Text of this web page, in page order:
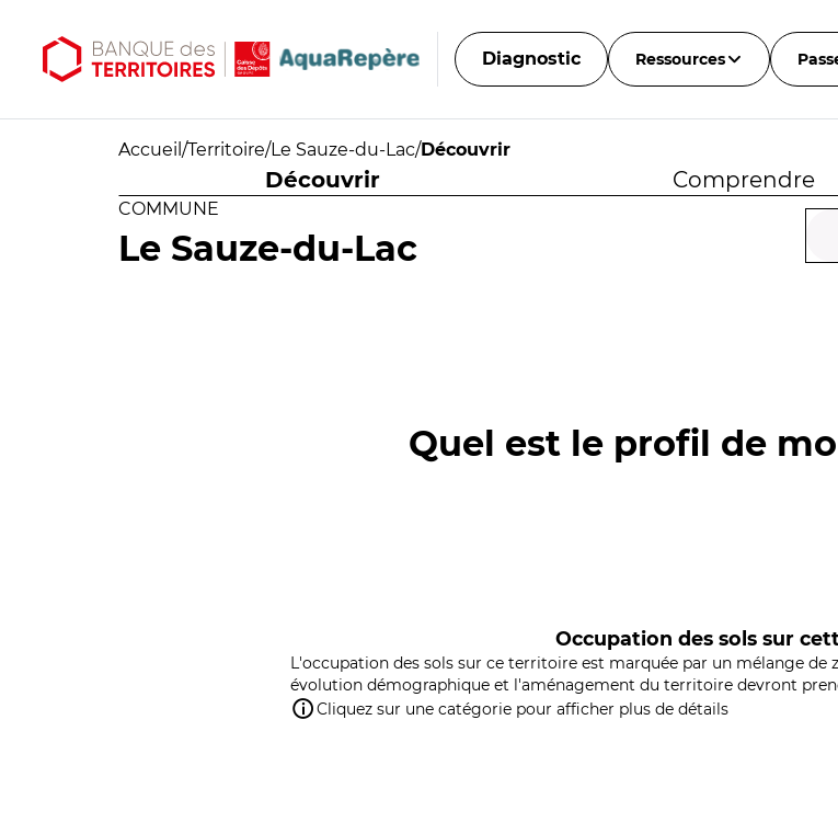
Diagnostic Ressources
Accueil /Territoire/Le Sauze-du-Lac/Découvrir
Découvrir Comprendre
COMMUNE
Le Sauze-du-Lac
Quel est le profil de
Occupation des sols sur
L'occupation des sols sur ce territoire est marquée par un mélange de
évolution démographique et l'aménagement du territoire devront
Cliquez sur une catégorie pour afficher plus de détails